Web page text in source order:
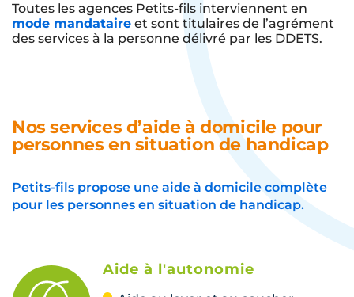
Toutes les agences Petits-fils interviennent en
mode mandataire et sont titulaires de l’agrément
des services à la personne délivré par les DDETS.
Nos services d’aide à domicile pour
personnes en situation de handicap
Petits-fils propose une aide à domicile complète
pour les personnes en situation de handicap.
Aide à l'autonomie